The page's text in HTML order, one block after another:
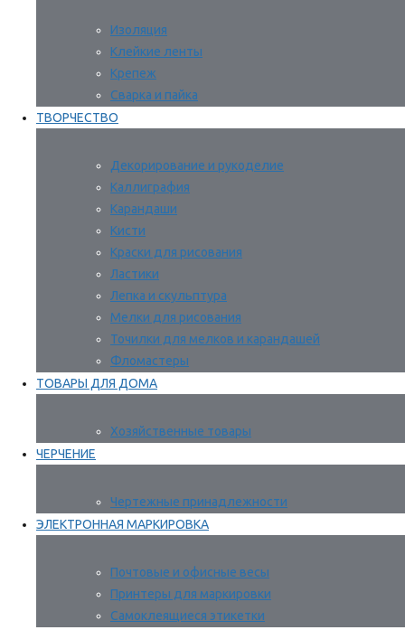
Изоляция
Клейкие ленты
Крепеж
Сварка и пайка
ТВОРЧЕСТВО
Декорирование и рукоделие
Каллиграфия
Карандаши
Кисти
Краски для рисования
Ластики
Лепка и скульптура
Мелки для рисования
Точилки для мелков и карандашей
Фломастеры
ТОВАРЫ ДЛЯ ДОМА
Хозяйственные товары
ЧЕРЧЕНИЕ
Чертежные принадлежности
ЭЛЕКТРОННАЯ МАРКИРОВКА
Почтовые и офисные весы
Принтеры для маркировки
Самоклеящиеся этикетки